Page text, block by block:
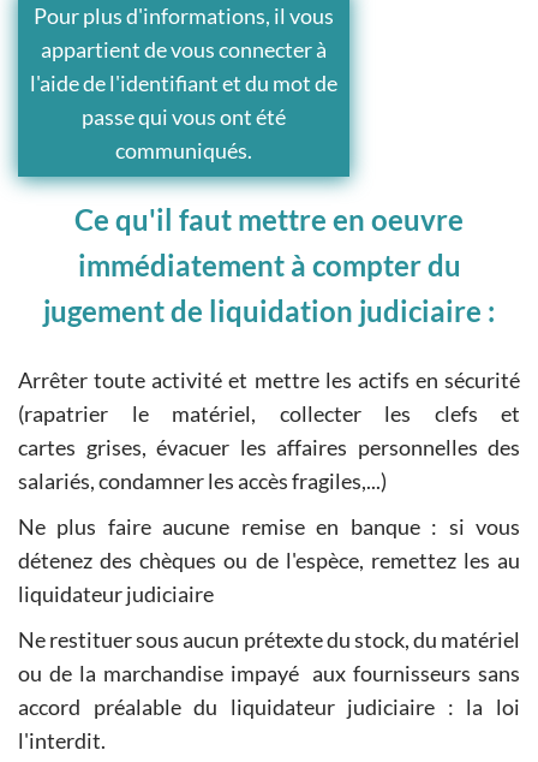
Pour plus d'informations, il vous
appartient de vous connecter à
l'aide de l'identifiant et du mot de
passe qui vous ont été
communiqués.
Ce qu'il faut mettre en oeuvre
immédiatement à compter du
jugement de liquidation judiciaire :
Arrêter toute activité et mettre les actifs en sécurité
(rapatrier le matériel, collecter les clefs et
cartes grises, évacuer les affaires personnelles des
salariés, condamner les accès fragiles,...)
Ne plus faire aucune remise en banque : si vous
détenez des chèques ou de l'espèce, remettez les au
liquidateur judiciaire
Ne restituer sous aucun prétexte du stock, du matériel
ou de la marchandise impayé aux fournisseurs sans
accord préalable du liquidateur judiciaire : la loi
l'interdit.